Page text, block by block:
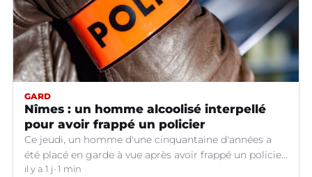
GARD
Nîmes : un homme alcoolisé interpellé
pour avoir frappé un policier
Ce jeudi, un homme d'une cinquantaine d'années a
été placé en garde à vue après avoir frappé un policier
hors service à Nîmes (Gard).
il y a 1 j 1 min